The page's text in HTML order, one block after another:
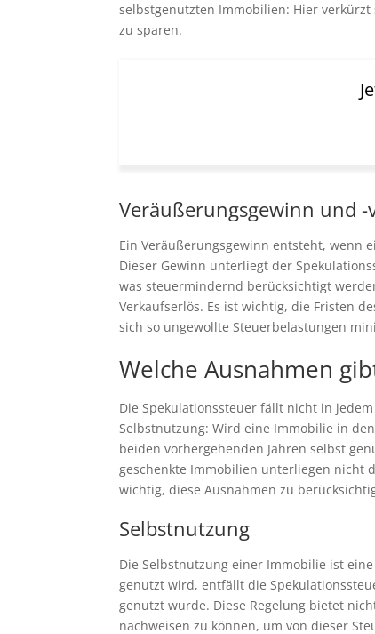
selbstgenutzten Immobilien: Hier
zu sparen.
Veräußerungsgewinn und -
Ein Veräußerungsgewinn entsteht, wenn
Dieser Gewinn unterliegt der
was steuermindernd berücksichtigt
Verkaufserlös. Es ist wichtig, die Fristen
sich so ungewollte Steuerbelastungen
Welche Ausnahmen
Die Spekulationssteuer fällt nicht in
Selbstnutzung: Wird eine Immobilie in
beiden vorhergehenden Jahren selbst
geschenkte Immobilien unterliegen nicht
wichtig, diese Ausnahmen zu
Selbstnutzung
Die Selbstnutzung einer Immobilie ist
genutzt wird, entfällt die
genutzt wurde. Diese Regelung bietet
nachweisen zu können, um von dieser